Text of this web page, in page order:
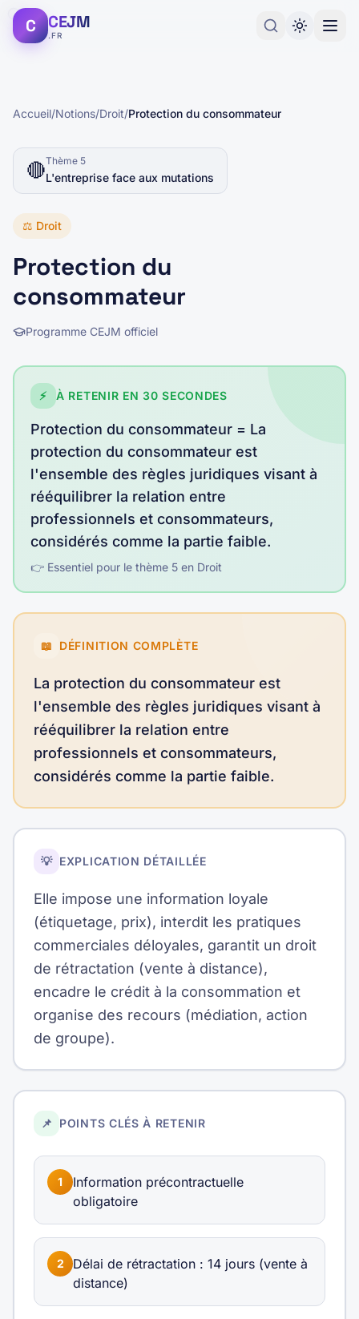
C CEJM
.FR
Accueil/Notions/Droit/Protection du consommateur
🔴Thème 5
L'entreprise face aux mutations
⚖️ Droit
Protection du
consommateur
Programme CEJM officiel
⚡ À RETENIR EN 30 SECONDES
Protection du consommateur = La
protection du consommateur est
l'ensemble des règles juridiques visant à
rééquilibrer la relation entre
professionnels et consommateurs,
considérés comme la partie faible.
👉 Essentiel pour le thème 5 en Droit
📖 DÉFINITION COMPLÈTE
La protection du consommateur est
l'ensemble des règles juridiques visant à
rééquilibrer la relation entre
professionnels et consommateurs,
considérés comme la partie faible.
💡 EXPLICATION DÉTAILLÉE
Elle impose une information loyale
(étiquetage, prix), interdit les pratiques
commerciales déloyales, garantit un droit
de rétractation (vente à distance),
encadre le crédit à la consommation et
organise des recours (médiation, action
de groupe).
📌 POINTS CLÉS À RETENIR
1
Information précontractuelle
obligatoire
2
Délai de rétractation : 14 jours (vente à
distance)